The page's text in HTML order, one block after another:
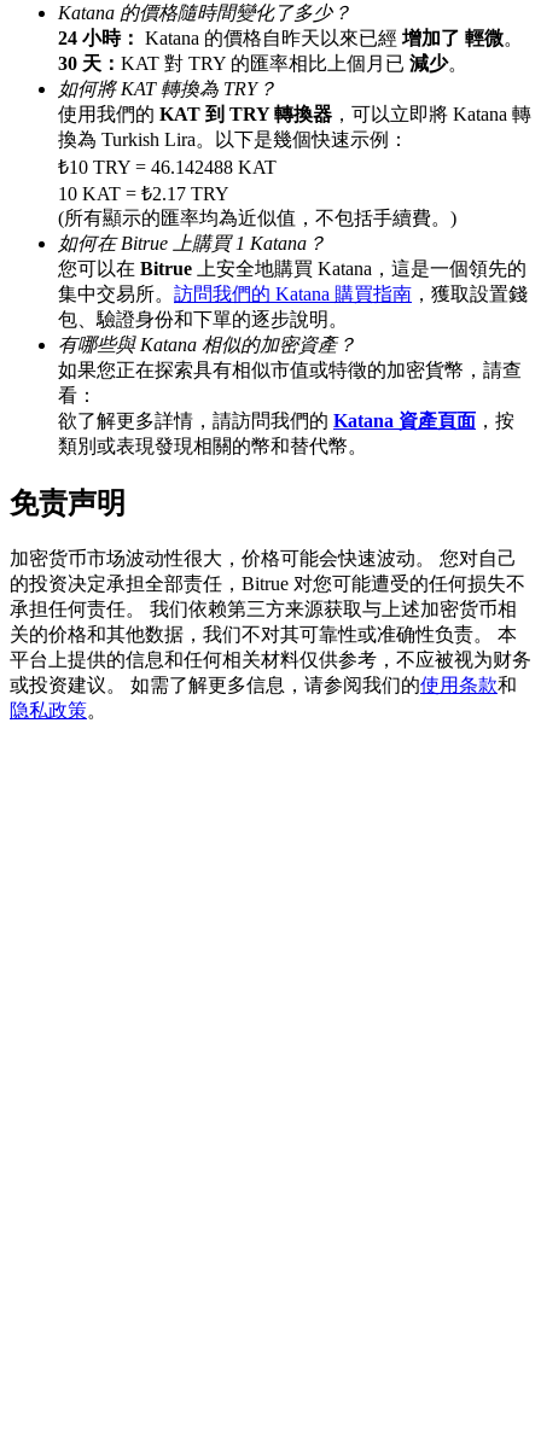
邀请好友
邀請朋友獲得現金獎勵
充值CASHCAT & 赢取
充值CASHCAT & 赢取
瓜分 500000 CASHCAT 獎池
BitMart 用戶遷移專享
註冊&交易贏 500,000 USDT
貴金屬財富季 · 交易巔峰賽
Katana 的價格隨時間變化了多少？
24 小時： Katana 的價格自昨天以來已經 增加了 輕微。
30 天： KAT 對 TRY 的匯率相比上個月已 減少。
如何將 KAT 轉換為 TRY？
使用我們的 KAT 到 TRY 轉換器 ，可以立即將 Katana 轉
換為 Turkish Lira。以下是幾個快速示例：
₺10 TRY = 46.142488 KAT
10 KAT = ₺2.17 TRY
(所有顯示的匯率均為近似值，不包括手續費。)
如何在 Bitrue 上購買 1 Katana？
您可以在 Bitrue 上安全地購買 Katana，這是一個領先的
集中交易所。 訪問我們的 Katana 購買指南 ，獲取設置錢
包、驗證身份和下單的逐步說明。
有哪些與 Katana 相似的加密資產？
如果您正在探索具有相似市值或特徵的加密貨幣，請查
看：
欲了解更多詳情，請訪問我們的 Katana 資產頁面 ，按
類別或表現發現相關的幣和替代幣。
免责声明
加密货币市场波动性很大，价格可能会快速波动。 您对自己
的投资决定承担全部责任，Bitrue 对您可能遭受的任何损失不
承担任何责任。 我们依赖第三方来源获取与上述加密货币相
关的价格和其他数据，我们不对其可靠性或准确性负责。 本
平台上提供的信息和任何相关材料仅供参考，不应被视为财务
或投资建议。 如需了解更多信息，请参阅我们的使用条款和
隐私政策。